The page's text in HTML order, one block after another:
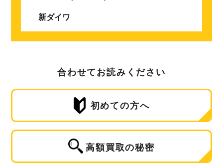
新ダイワ
合わせてお読みください
初めての方へ
高額買取の秘密